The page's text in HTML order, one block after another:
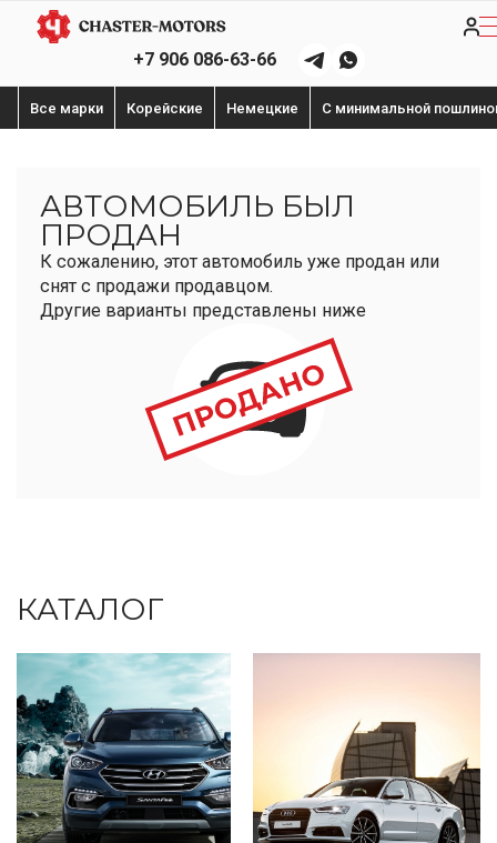
+7 906 086-63-66
Все марки Корейские Немецкие С минимальной
АВТОМОБИЛЬ БЫЛ
ПРОДАН
К сожалению, этот автомобиль уже продан или
снят с продажи продавцом.
Другие варианты представлены ниже
КАТАЛОГ